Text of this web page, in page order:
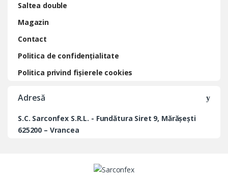
Saltea double
Magazin
Contact
Politica de confidențialitate
Politica privind fișierele cookies
Adresă
S.C. Sarconfex S.R.L. - Fundătura Siret 9, Mărășești
625200 – Vrancea